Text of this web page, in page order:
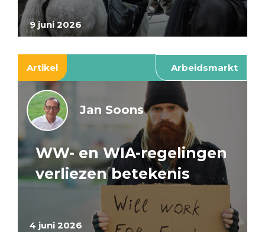
9 juni 2026
Artikel Arbeidsmarkt
4 juni 2026
Jan Soons
WW- en WIA-regelingen
verliezen betekenis